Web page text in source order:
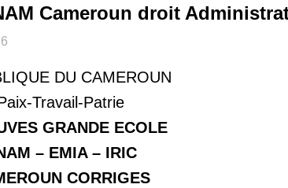
Cameroun droit
DU CAMEROUN
Travail-Patrie
GRANDE ECOLE
– EMIA – IRIC
CORRIGES